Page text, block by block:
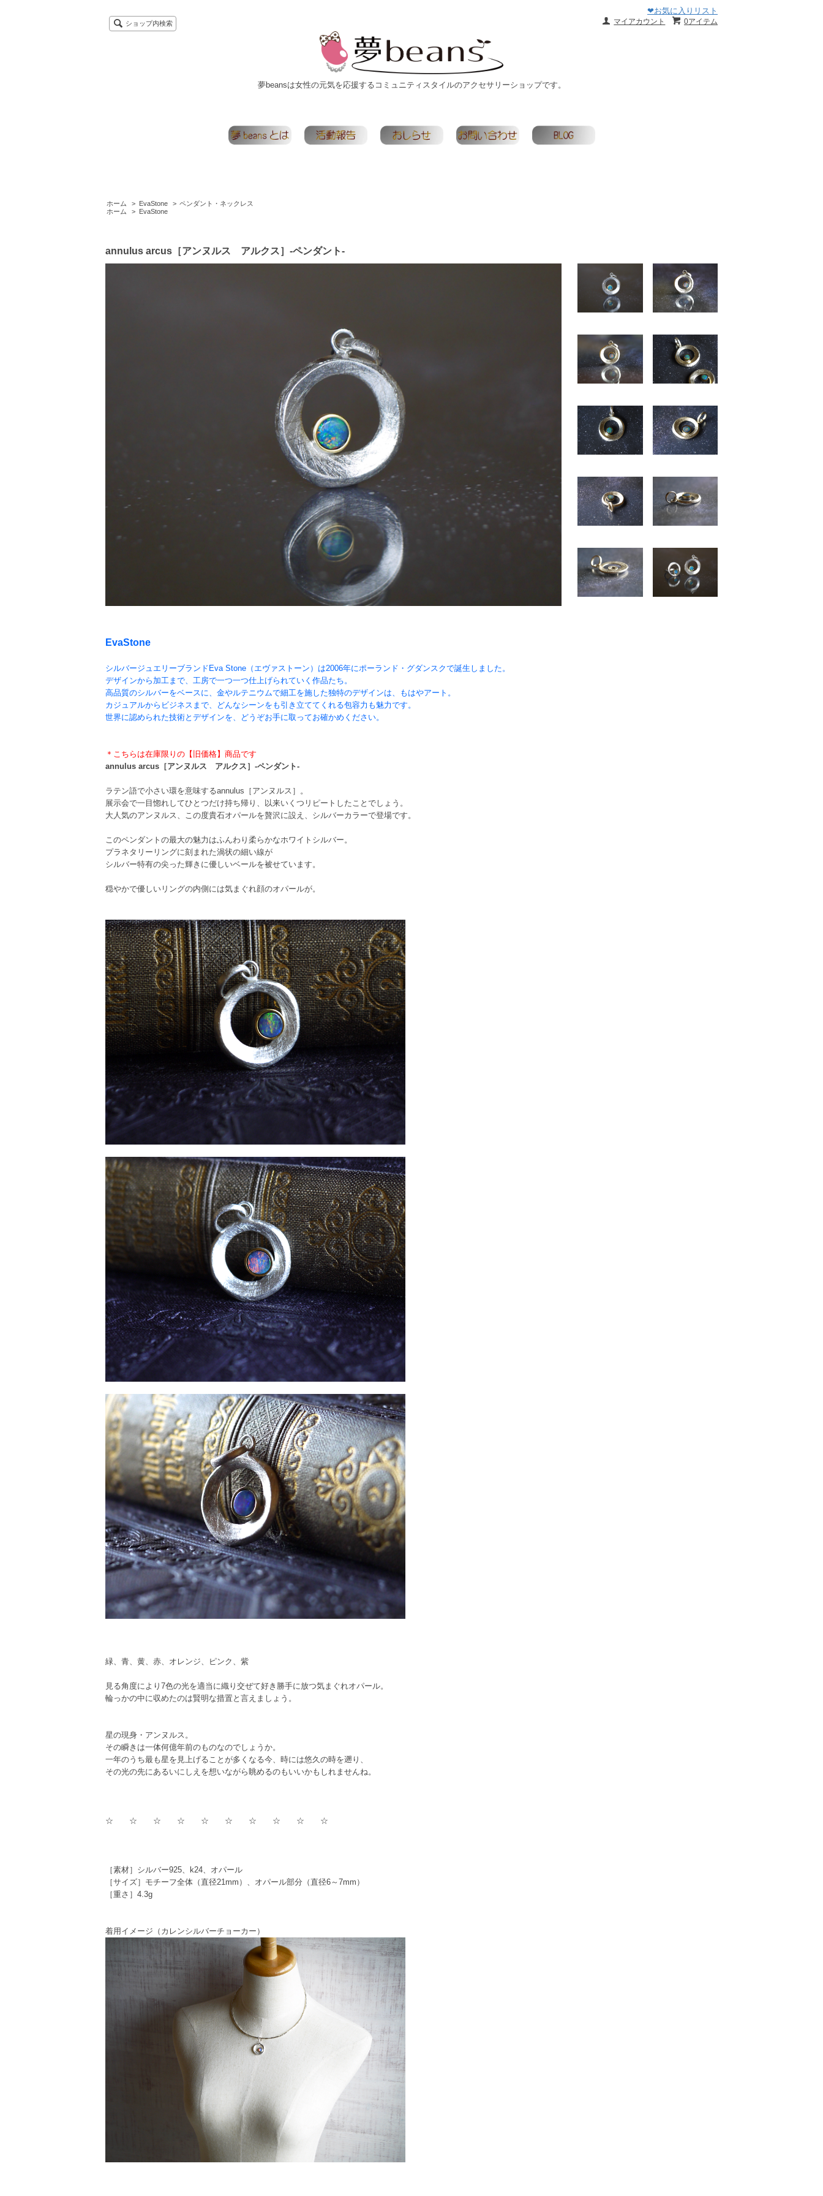
❤お気に入りリスト
0アイテム
マイアカウント
ショップ内検索
夢beansは女性の元気を応援するコミュニティスタイルのアクセサリーショップです。
ホーム > EvaStone > ペンダント・ネックレス
ホーム
> EvaStone
annulus arcus［アンヌルス アルクス］-ペンダント-
EvaStone
シルバージュエリーブランドEva Stone（エヴァストーン）は2006年にポーランド・グダンスクで誕生しました。
デザインから加工まで、工房で一つ一つ仕上げられていく作品たち。
高品質のシルバーをベースに、金やルテニウムで細工を施した独特のデザインは、もはやアート。
カジュアルからビジネスまで、どんなシーンをも引き立ててくれる包容力も魅力です。
世界に認められた技術とデザインを、どうぞお手に取ってお確かめください。
＊こちらは在庫限りの【旧価格】商品です
annulus arcus［アンヌルス アルクス］-ペンダント-
ラテン語で小さい環を意味するannulus［アンヌルス］。
展示会で一目惚れしてひとつだけ持ち帰り、以来いくつリピートしたことでしょう。
大人気のアンヌルス、この度貴石オパールを贅沢に設え、シルバーカラーで登場です。
このペンダントの最大の魅力はふんわり柔らかなホワイトシルバー。
プラネタリーリングに刻まれた渦状の細い線が
シルバー特有の尖った輝きに優しいベールを被せています。
穏やかで優しいリングの内側には気まぐれ顔のオパールが。
緑、青、黄、赤、オレンジ、ピンク、紫
見る角度により7色の光を適当に織り交ぜて好き勝手に放つ気まぐれオパール。
輪っかの中に収めたのは賢明な措置と言えましょう。
星の現身・アンヌルス。
その瞬きは一体何億年前のものなのでしょうか。
一年のうち最も星を見上げることが多くなる今、時には悠久の時を遡り、
その光の先にあるいにしえを想いながら眺めるのもいいかもしれませんね。
☆ ☆ ☆ ☆ ☆ ☆ ☆ ☆ ☆ ☆
［素材］シルバー925、k24、オパール
［サイズ］モチーフ全体（直径21mm）、オパール部分（直径6～7mm）
［重さ］4.3g
着用イメージ（カレンシルバーチョーカー）